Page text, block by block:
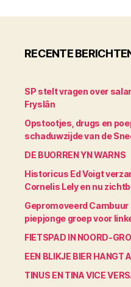
RECENTE
SP stelt vragen over
Fryslân
Opstootjes, drugs en
schaduwzijde van de
DE BUORREN YN WARNS
Historicus Ed Voigt
Cornelis Lely en nu
Gepromoveerd
piepjonge groep voor
FIETSPAD IN NOORD-
EEN BLIKJE BIER HANGT
TINUS EN TINA VICE